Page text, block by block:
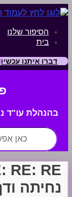
דברו איתנו עכשיו
הסיפור שלנו
בית
בהנהלת עו"ד
חפש:
נחיתה